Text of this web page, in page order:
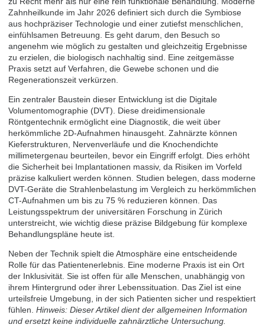
Zahnheilkunde im Jahr 2026 definiert sich durch die Symbiose
aus hochpräziser Technologie und einer zutiefst menschlichen,
einfühlsamen Betreuung. Es geht darum, den Besuch so
angenehm wie möglich zu gestalten und gleichzeitig Ergebnisse
zu erzielen, die biologisch nachhaltig sind. Eine zeitgemässe
Praxis setzt auf Verfahren, die Gewebe schonen und die
Regenerationszeit verkürzen.
Ein zentraler Baustein dieser Entwicklung ist die Digitale
Volumentomographie (DVT). Diese dreidimensionale
Röntgentechnik ermöglicht eine Diagnostik, die weit über
herkömmliche 2D-Aufnahmen hinausgeht. Zahnärzte können
Kieferstrukturen, Nervenverläufe und die Knochendichte
millimetergenau beurteilen, bevor ein Eingriff erfolgt. Dies erhöht
die Sicherheit bei Implantationen massiv, da Risiken im Vorfeld
präzise kalkuliert werden können. Studien belegen, dass moderne
DVT-Geräte die Strahlenbelastung im Vergleich zu herkömmlichen
CT-Aufnahmen um bis zu 75 % reduzieren können. Das
Leistungsspektrum der universitären Forschung in Zürich
unterstreicht, wie wichtig diese präzise Bildgebung für komplexe
Behandlungspläne heute ist.
Neben der Technik spielt die Atmosphäre eine entscheidende
Rolle für das Patientenerlebnis. Eine moderne Praxis ist ein Ort
der Inklusivität. Sie ist offen für alle Menschen, unabhängig von
ihrem Hintergrund oder ihrer Lebenssituation. Das Ziel ist eine
urteilsfreie Umgebung, in der sich Patienten sicher und respektiert
fühlen. Hinweis: Dieser Artikel dient der allgemeinen Information
und ersetzt keine individuelle zahnärztliche Untersuchung.